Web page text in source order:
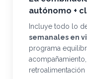
autónomo +
Incluye todo lo
semanales en
programa
retroalimentación